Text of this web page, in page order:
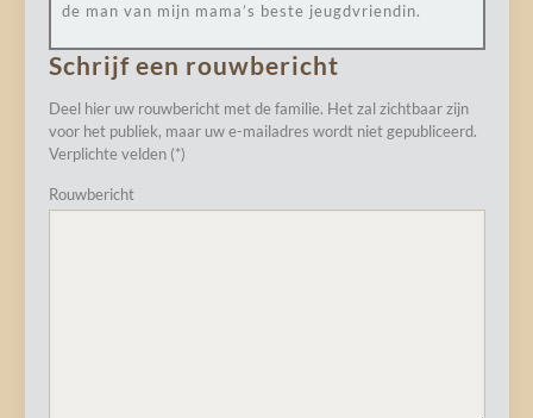
de man van mijn mama’s beste jeugdvriendin.
Schrijf een rouwbericht
Deel hier uw rouwbericht met de familie. Het zal zichtbaar zijn
voor het publiek, maar uw e-mailadres wordt niet gepubliceerd.
Verplichte velden (*)
Rouwbericht